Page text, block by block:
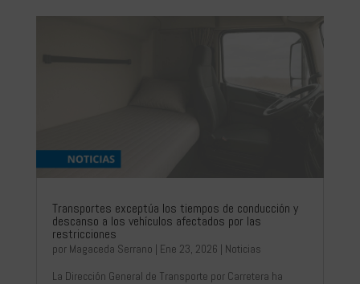
Transportes exceptúa los tiempos de conducción y
descanso a los vehículos afectados por las
restricciones
por Magaceda Serrano | Ene 23, 2026 | Noticias
La Dirección General de Transporte por Carretera ha